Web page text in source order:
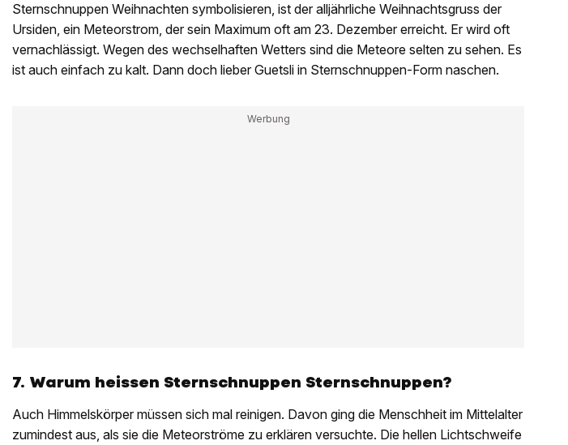
Sternschnuppen Weihnachten symbolisieren, ist der alljährliche Weihnachtsgruss der
Ursiden, ein Meteorstrom, der sein Maximum oft am 23. Dezember erreicht. Er wird oft
vernachlässigt. Wegen des wechselhaften Wetters sind die Meteore selten zu sehen. Es
ist auch einfach zu kalt. Dann doch lieber Guetsli in Sternschnuppen-Form naschen.
7. Warum heissen ­ Sternschnuppen Sternschnuppen?
Auch Himmelskörper müssen sich mal ­reinigen. Davon ging die Menschheit im Mittel­alter
zumindest aus, als sie die Meteorströme zu erklären ­versuchte. Die hellen Lichtschweife